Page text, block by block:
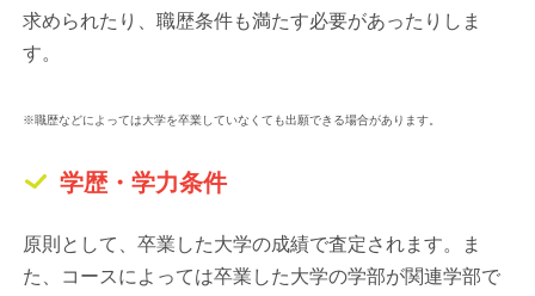
求められたり、職歴条件も満たす必要があったりしま
す。
※職歴などによっては大学を卒業していなくても出願できる場合があります。
学歴・学力条件
原則として、卒業した大学の成績で査定されます。ま
た、コースによっては卒業した大学の学部が関連学部で